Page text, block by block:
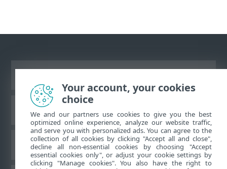
ESET teadmistebaas
ESET-i foorum
Your account, your cookies
choice
We and our partners use cookies to give you the best
optimized online experience, analyze our website traffic,
and serve you with personalized ads. You can agree to the
collection of all cookies by clicking "Accept all and close",
decline all non-essential cookies by choosing "Accept
essential cookies only", or adjust your cookie settings by
clicking "Manage cookies". You also have the right to